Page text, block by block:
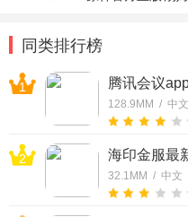
同类排行榜
1 腾讯会议
128.9MM / 中
2 海印金服最
32.1MM / 中文